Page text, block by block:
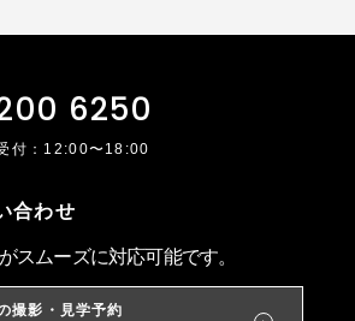
6250
付：12:00〜18:00
合わせ
スムーズに対応可能です。
撮影・見学予約